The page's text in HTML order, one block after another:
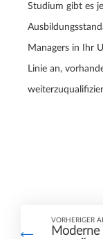
Studium gibt es
Managers in Ihr
Linie an,
VORHERIGER